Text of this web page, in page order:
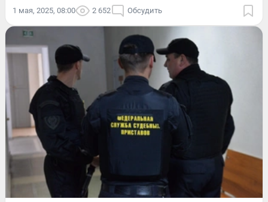
1 мая, 2025, 08:00 2 652 Обсудить